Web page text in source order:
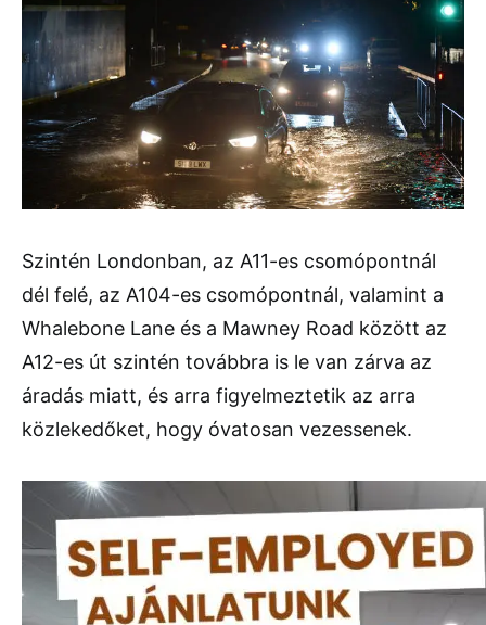
Szintén Londonban, az A11-es csomópontnál
dél felé, az A104-es csomópontnál, valamint a
Whalebone Lane és a Mawney Road között az
A12-es út szintén továbbra is le van zárva az
áradás miatt, és arra figyelmeztetik az arra
közlekedőket, hogy óvatosan vezessenek.